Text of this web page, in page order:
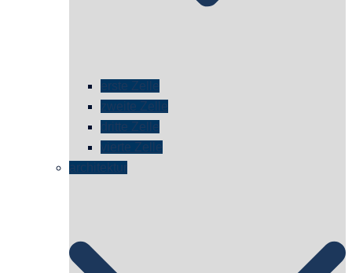
erste Zelle
zweite Zelle
dritte Zelle
vierte Zelle
architektur